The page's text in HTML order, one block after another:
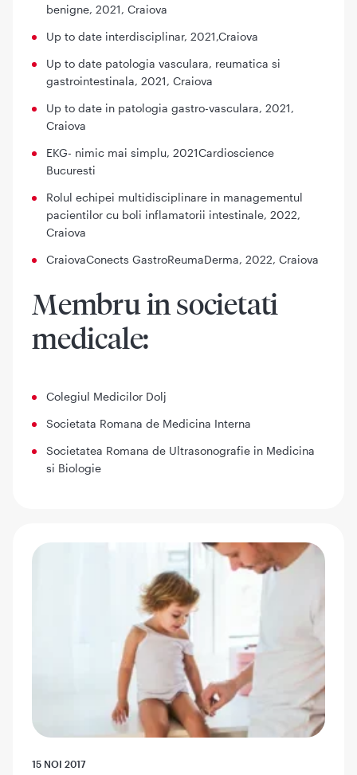
benigne, 2021, Craiova
Up to date interdisciplinar, 2021,Craiova
Up to date patologia vasculara, reumatica si
gastrointestinala, 2021, Craiova
Up to date in patologia gastro-vasculara, 2021,
Craiova
EKG- nimic mai simplu, 2021Cardioscience
Bucuresti
Rolul echipei multidisciplinare in managementul
pacientilor cu boli inflamatorii intestinale, 2022,
Craiova
CraiovaConects GastroReumaDerma, 2022, Craiova
Membru in societati
medicale:
Colegiul Medicilor Dolj
Societata Romana de Medicina Interna
Societatea Romana de Ultrasonografie in Medicina
si Biologie
15 NOI 2017